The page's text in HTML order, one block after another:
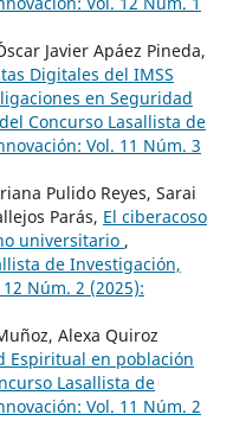
Javier Apáez Pineda,
Digitales del IMSS
en Seguridad
Concurso Lasallista de
Vol. 11 Núm. 3
Pulido Reyes, Sarai
Parás, El ciberacoso
universitario ,
de Investigación,
Núm. 2 (2025):
Alexa Quiroz
Espiritual en población
Lasallista de
Vol. 11 Núm. 2